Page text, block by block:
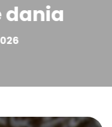
dania